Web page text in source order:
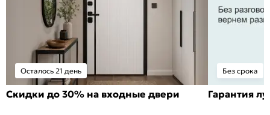
Осталось 21 день
Скидки до 30% на входные двери
Без срока
Гарантия